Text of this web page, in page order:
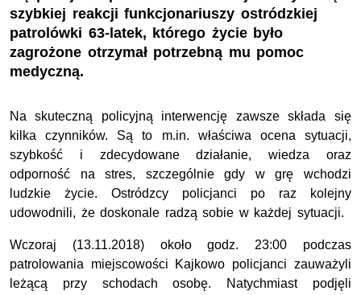
szybkiej reakcji funkcjonariuszy ostródzkiej
patrolówki 63-latek, którego życie było
zagrożone otrzymał potrzebną mu pomoc
medyczną.
Na skuteczną policyjną interwencję zawsze składa się
kilka czynników. Są to m.in. właściwa ocena sytuacji,
szybkość i zdecydowane działanie, wiedza oraz
odporność na stres, szczególnie gdy w grę wchodzi
ludzkie życie. Ostródzcy policjanci po raz kolejny
udowodnili, że doskonale radzą sobie w każdej sytuacji.
Wczoraj (13.11.2018) około godz. 23:00 podczas
patrolowania miejscowości Kajkowo policjanci zauważyli
leżącą przy schodach osobę. Natychmiast podjęli